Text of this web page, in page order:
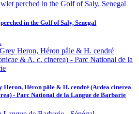
in the Golf of Saly, Senegal
Héron pâle & H. cendré (Ardea cinerea
- Parc National de la Langue de Barbarie